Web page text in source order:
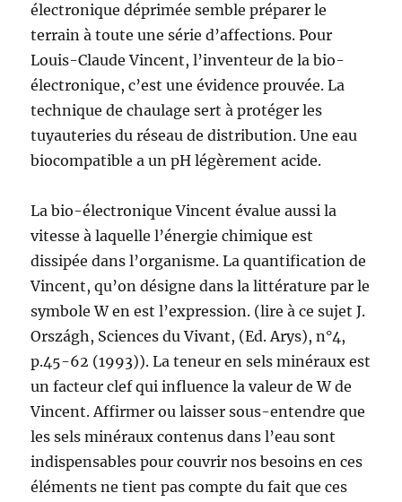
électronique déprimée semble préparer le
terrain à toute une série d’affections. Pour
Louis-Claude Vincent, l’inventeur de la bio-
électronique, c’est une évidence prouvée. La
technique de chaulage sert à protéger les
tuyauteries du réseau de distribution. Une eau
biocompatible a un pH légèrement acide.
La bio-électronique Vincent évalue aussi la
vitesse à laquelle l’énergie chimique est
dissipée dans l’organisme. La quantification de
Vincent, qu’on désigne dans la littérature par le
symbole W en est l’expression. (lire à ce sujet J.
Országh, Sciences du Vivant, (Ed. Arys), n°4,
p.45-62 (1993)). La teneur en sels minéraux est
un facteur clef qui influence la valeur de W de
Vincent. Affirmer ou laisser sous-entendre que
les sels minéraux contenus dans l’eau sont
indispensables pour couvrir nos besoins en ces
éléments ne tient pas compte du fait que ces